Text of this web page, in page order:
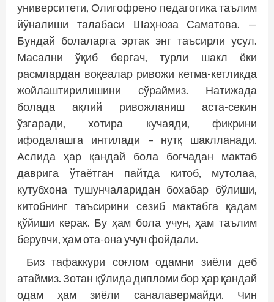
университети, Олигофрено педагогика таълим
йўналиши талабаси Шаҳноза Саматова. —
Бундай болаларга эртак энг таъсирли усул.
Масални ўқиб бергач, турли шакл ёки
расмлардан воқеалар ривожи кетма-кетликда
жойлаштирилишини сўраймиз. Натижада
болада ақлий ривожланиш аста-секин
ўзгаради, хотира кучаяди, фикрини
ифодалашга интилади – нутқ шаклланади.
Аслида ҳар қандай бола боғчадан мактаб
даврига ўтаётган пайтда китоб, мутолаа,
кутубхона тушунчаларидан бохабар бўлиши,
китобнинг таъсирини сезиб мактабга қадам
қўйиши керак. Бу ҳам бола учун, ҳам таълим
берувчи, ҳам ота-она учун фойдали.
Биз тафаккури соғлом одамни зиёли деб
атаймиз. Зотан қўлида дипломи бор ҳар қандай
одам ҳам зиёли саналавермайди. Чин